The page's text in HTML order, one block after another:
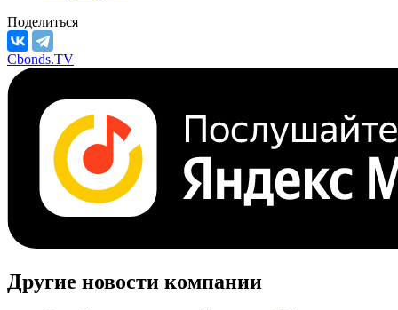
Поделиться
Cbonds.TV
Другие новости компании